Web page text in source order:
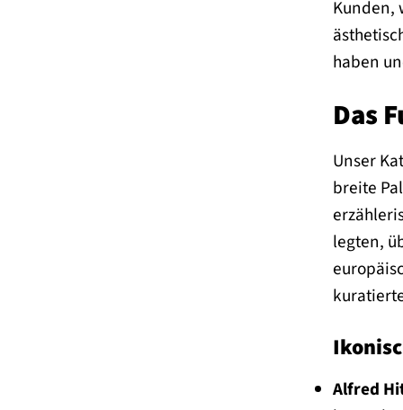
Kunden,
haben
Das
Unser
breite
legten,
Alfred